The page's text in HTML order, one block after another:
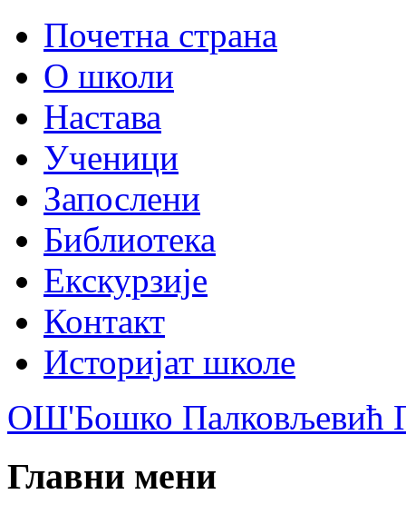
Почетна страна
О школи
Настава
Ученици
Запослени
Библиотека
Екскурзије
Контакт
Историјат школе
ОШ'Бошко Палковљевић
Главни мени